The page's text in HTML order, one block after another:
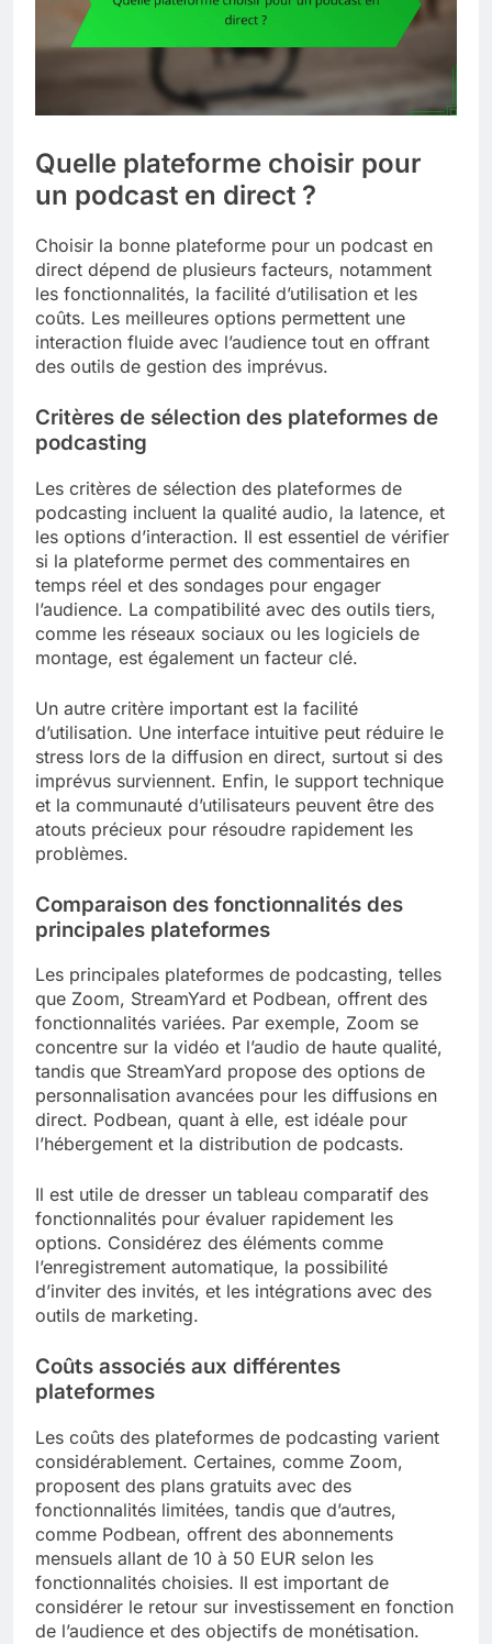
Quelle plateforme choisir pour
un podcast en direct ?
Choisir la bonne plateforme pour un podcast en
direct dépend de plusieurs facteurs, notamment
les fonctionnalités, la facilité d’utilisation et les
coûts. Les meilleures options permettent une
interaction fluide avec l’audience tout en offrant
des outils de gestion des imprévus.
Critères de sélection des plateformes de
podcasting
Les critères de sélection des plateformes de
podcasting incluent la qualité audio, la latence, et
les options d’interaction. Il est essentiel de vérifier
si la plateforme permet des commentaires en
temps réel et des sondages pour engager
l’audience. La compatibilité avec des outils tiers,
comme les réseaux sociaux ou les logiciels de
montage, est également un facteur clé.
Un autre critère important est la facilité
d’utilisation. Une interface intuitive peut réduire le
stress lors de la diffusion en direct, surtout si des
imprévus surviennent. Enfin, le support technique
et la communauté d’utilisateurs peuvent être des
atouts précieux pour résoudre rapidement les
problèmes.
Comparaison des fonctionnalités des
principales plateformes
Les principales plateformes de podcasting, telles
que Zoom, StreamYard et Podbean, offrent des
fonctionnalités variées. Par exemple, Zoom se
concentre sur la vidéo et l’audio de haute qualité,
tandis que StreamYard propose des options de
personnalisation avancées pour les diffusions en
direct. Podbean, quant à elle, est idéale pour
l’hébergement et la distribution de podcasts.
Il est utile de dresser un tableau comparatif des
fonctionnalités pour évaluer rapidement les
options. Considérez des éléments comme
l’enregistrement automatique, la possibilité
d’inviter des invités, et les intégrations avec des
outils de marketing.
Coûts associés aux différentes
plateformes
Les coûts des plateformes de podcasting varient
considérablement. Certaines, comme Zoom,
proposent des plans gratuits avec des
fonctionnalités limitées, tandis que d’autres,
comme Podbean, offrent des abonnements
mensuels allant de 10 à 50 EUR selon les
fonctionnalités choisies. Il est important de
considérer le retour sur investissement en fonction
de l’audience et des objectifs de monétisation.